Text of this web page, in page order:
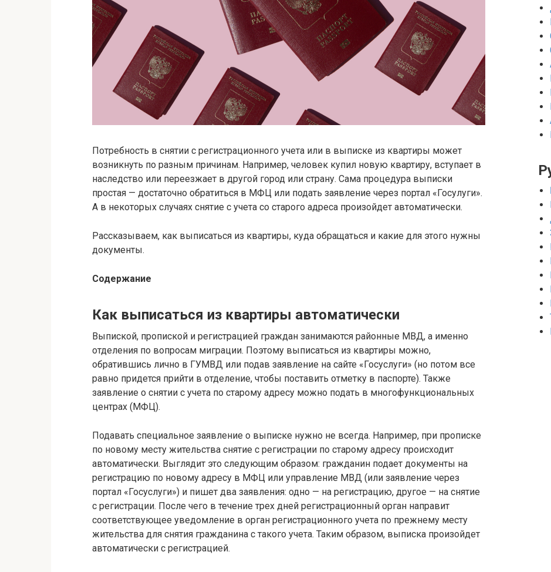
Потребность в снятии с регистрационного учета или в выписке из квартиры может
возникнуть по разным причинам. Например, человек купил новую квартиру, вступает в
наследство или переезжает в другой город или страну. Сама процедура выписки
простая — достаточно обратиться в МФЦ или подать заявление через портал «Госулуги».
А в некоторых случаях снятие с учета со старого адреса произойдет автоматически.
Рассказываем, как выписаться из квартиры, куда обращаться и какие для этого нужны
документы.
Содержание
Как выписаться из квартиры автоматически
Выпиской, пропиской и регистрацией граждан занимаются районные МВД, а именно
отделения по вопросам миграции. Поэтому выписаться из квартиры можно,
обратившись лично в ГУМВД или подав заявление на сайте «Госуслуги» (но потом все
равно придется прийти в отделение, чтобы поставить отметку в паспорте). Также
заявление о снятии с учета по старому адресу можно подать в многофункциональных
центрах (МФЦ).
Подавать специальное заявление о выписке нужно не всегда. Например, при прописке
по новому месту жительства снятие с регистрации по старому адресу происходит
автоматически. Выглядит это следующим образом: гражданин подает документы на
регистрацию по новому адресу в МФЦ или управление МВД (или заявление через
портал «Госуслуги») и пишет два заявления: одно — на регистрацию, другое — на снятие
с регистрации. После чего в течение трех дней регистрационный орган направит
соответствующее уведомление в орган регистрационного учета по прежнему месту
жительства для снятия гражданина с такого учета. Таким образом, выписка произойдет
автоматически с регистрацией.